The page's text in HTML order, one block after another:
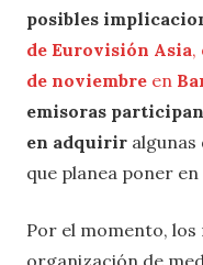
posibles
de Eurovisión Asia,
de noviembre en
emisoras
en adquirir algunas
que planea poner
Por el momento, los
organización de